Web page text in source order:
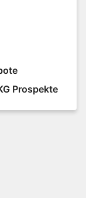
Prospekte